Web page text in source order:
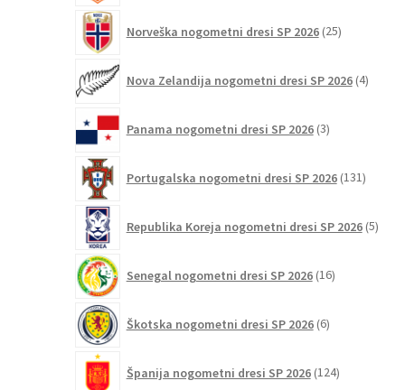
Norveška nogometni dresi SP 2026 25izdelkov
Nova Zelandija nogometni dresi SP 2026 4izdelki
Panama nogometni dresi SP 2026 3izdelki
Portugalska nogometni dresi SP 2026 131
Republika Koreja nogometni dresi SP 2026 5
Senegal nogometni dresi SP 2026 16izdelkov
Škotska nogometni dresi SP 2026 6izdelkov
Španija nogometni dresi SP 2026 124izdelkov